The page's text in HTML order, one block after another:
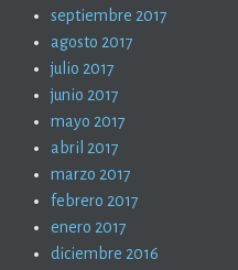
septiembre 2017
agosto 2017
julio 2017
junio 2017
mayo 2017
abril 2017
marzo 2017
febrero 2017
enero 2017
diciembre 2016